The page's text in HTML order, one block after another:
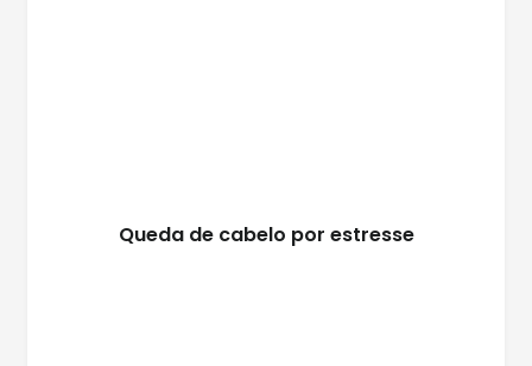
Queda de cabelo por estresse